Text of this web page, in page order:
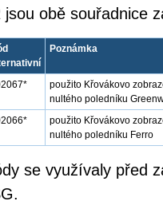
obě souřadnice
Poznámka
použito Křovákovo
nultého poledníku
použito Křovákovo
nultého poledníku Ferro
se využívaly před